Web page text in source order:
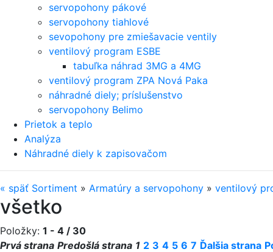
servopohony pákové
servopohony tiahlové
sevopohony pre zmiešavacie ventily
ventilový program ESBE
tabuľka náhrad 3MG a 4MG
ventilový program ZPA Nová Paka
náhradné diely; príslušenstvo
servopohony Belimo
Prietok a teplo
Analýza
Náhradné diely k zapisovačom
« späť Sortiment » Armatúry a servopohony » ventilový
všetko
Položky: 1 - 4 / 30
Prvá strana Predošlá strana 1 2 3 4 5 6 7 Ďalšia strana